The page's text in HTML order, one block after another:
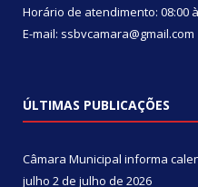
Horário de atendimento: 08:00
E-mail: ssbvcamara@gmail.com
ÚLTIMAS PUBLICAÇÕES
Câmara Municipal informa
julho 2 de julho de 2026